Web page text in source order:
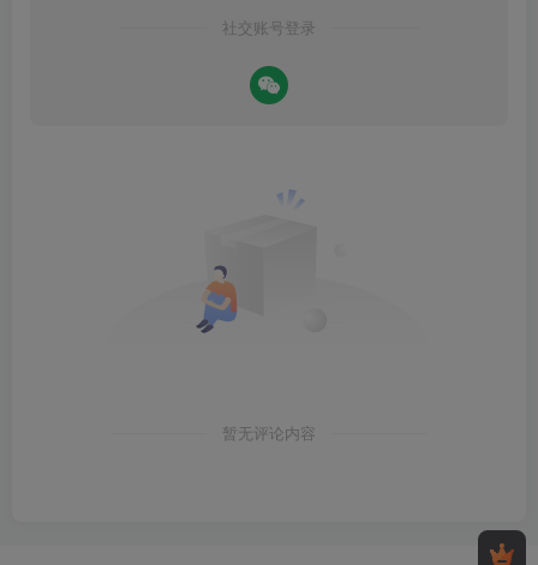
社交账号登录
暂无评论内容